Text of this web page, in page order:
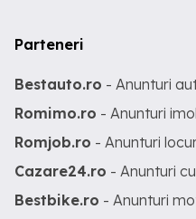
Parteneri
Bestauto.ro - Anunturi
Romimo.ro - Anunturi
Romjob.ro - Anunturi
Cazare24.ro - Anunturi
Bestbike.ro - Anunturi